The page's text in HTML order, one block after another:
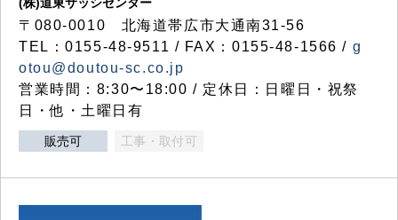
〒080-0010 北海道帯広市大通南31-56
TEL：0155-48-9511 / FAX：0155-48-1566 / g
otou@doutou-sc.co.jp
営業時間：8:30〜18:00 / 定休日：日曜日・祝祭
日・他・土曜日有
販売可 工事・取付可